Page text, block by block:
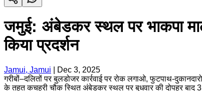
जमुई: अंबेडकर स्थल पर भाकपा
किया प्रदर्शन
Jamui, Jamui
Dec 3, 2025
गरीबों–दलितों पर बुलडोजर कार्रवाई पर रोक लगाओ, फुटपाथ-
के तहत कचहरी चौक स्थित अंबेडकर स्थल पर बुधवार की दोपहर बाद